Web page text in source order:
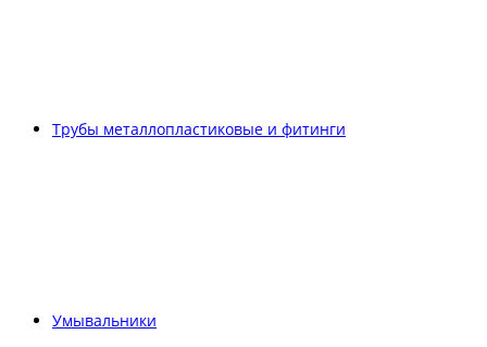
Трубы металлопластиковые и фитинги
Умывальники